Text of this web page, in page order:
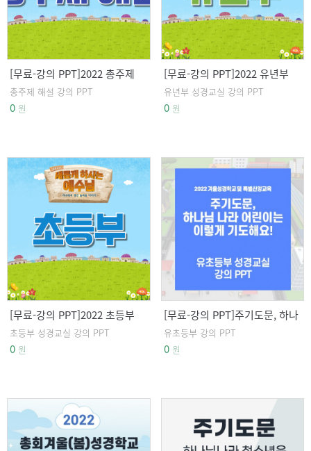
[무료-강의 PPT]2022 총주제
해설 강의 PPT
총주제 해설 강의 PPT
0 원
[무료-강의 PPT]2022 유년부
성경교실 강의 PPT
유년부 성경교실 강의 PPT
0 원
[무료-강의 PPT]2022 초등부
성경교실 강의 PPT
초등부 성경교실 강의 PPT
0 원
[무료-강의 PPT]주기도문, 하나
님 나라 백성은 이렇게 기도해
요 유초등부
유초등부 강의 PPT
0 원